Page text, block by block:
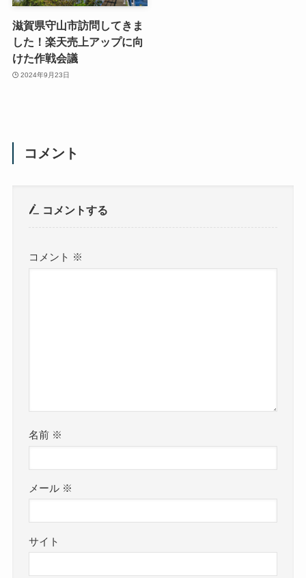
滋賀県守山市訪問してきま
した！楽天売上アップに向
けた作戦会議
2024年9月23日
コメント
コメントする
コメント ※
名前 ※
メール ※
サイト